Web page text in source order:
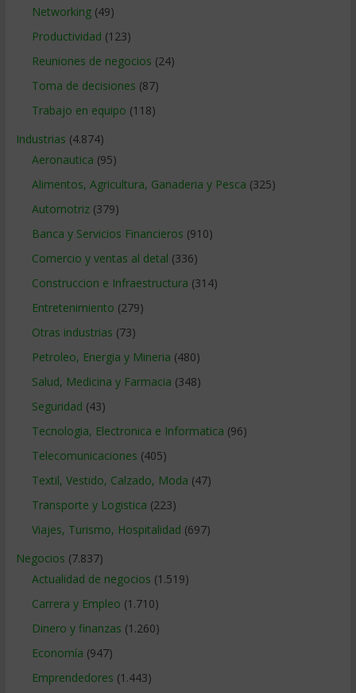
Networking(49)
Productividad (123)
Reuniones de negocios (24)
Toma de decisiones (87)
Trabajo en equipo (118)
Industrias (4.874)
Aeronautica (95)
Alimentos, Agricultura, Ganaderia y Pesca (325)
Automotriz(379)
Banca y Servicios Financieros (910)
Comercio y ventas al detal (336)
Construccion e Infraestructura (314)
Entretenimiento (279)
Otras industrias (73)
Petroleo, Energia y Mineria (480)
Salud, Medicina y Farmacia (348)
Seguridad (43)
Tecnologia, Electronica e Informatica (96)
Telecomunicaciones (405)
Textil, Vestido, Calzado, Moda (47)
Transporte y Logistica (223)
Viajes, Turismo, Hospitalidad (697)
Negocios (7.837)
Actualidad de negocios (1.519)
Carrera y Empleo (1.710)
Dinero y finanzas (1.260)
Economía (947)
Emprendedores (1.443)